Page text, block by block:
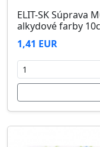
ELIT-SK Súprava
alkydové farby
1,41 EUR